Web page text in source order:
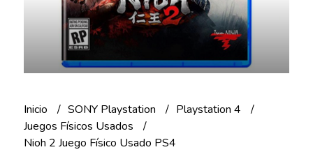
Inicio SONY Playstation
Playstation 4
Juegos Físicos Usados
Nioh 2 Juego Físico Usado PS4